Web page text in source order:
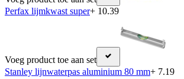
Perfax lijmkwast super+ 10.39
Voeg product toe aan set
Stanley lijnwaterpas aluminium 80 mm+ 7.19